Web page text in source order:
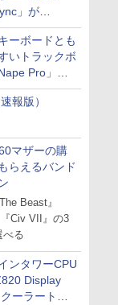
」が
ら
ーボードとも
いトラックボ
Pro」が
報版）
マザーの購
らえるバンド
Beast』
『Civ VII』の3
べる
ンタワーCPU
Display
ーラートッ